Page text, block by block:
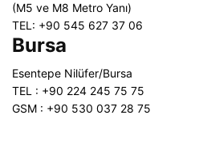
(M5 ve M8 Metro Yanı)
TEL: +90 545 627 37 06
Bursa
Esentepe Nilüfer/Bursa
TEL : +90 224 245 75 75
GSM : +90 530 037 28 75